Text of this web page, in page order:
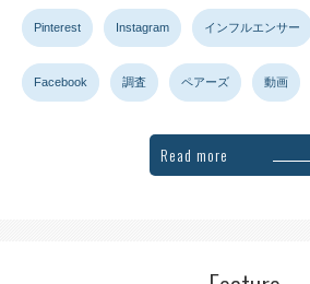
Pinterest Instagram インフルエンサー
Facebook 調査 ペアーズ 動画
Read more